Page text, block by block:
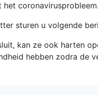
het coronavirusprobleem.
sturen u volgende
kan ze ook harten
hebben zodra de